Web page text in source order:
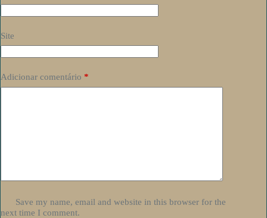
Site
Adicionar comentário *
Save my name, email and website in this browser for the
next time I comment.